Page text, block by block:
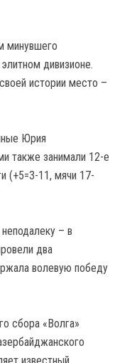
минувшего
дивизионе.
истории место –
Юрия
также занимали 12-е
(+5=3-11, мячи 17-
– в
два
волевую победу
сбора «Волга»